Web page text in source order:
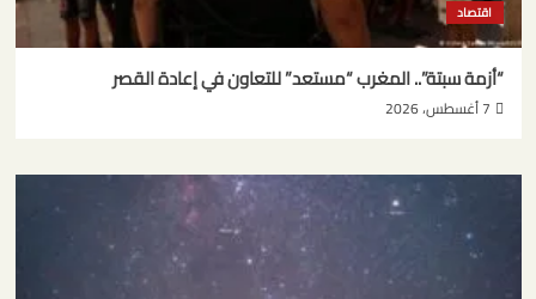
اقتصاد
“أزمة سبتة”.. المغرب “مستعد” للتعاون في إعادة القصر
7 أغسطس، 2026